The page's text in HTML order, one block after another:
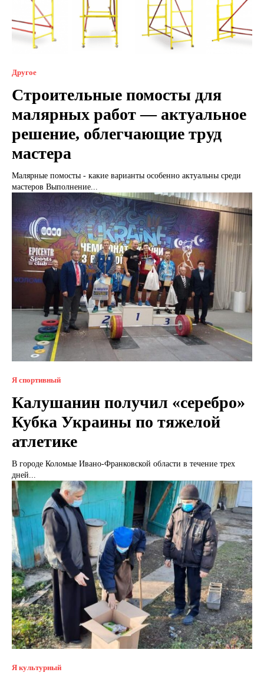
Другое
Строительные помосты для
малярных работ — актуальное
решение, облегчающие труд
мастера
Малярные помосты - какие варианты особенно актуальны среди
мастеров Выполнение...
Я спортивный
Калушанин получил «серебро»
Кубка Украины по тяжелой
атлетике
В городе Коломые Ивано-Франковской области в течение трех
дней...
Я культурный